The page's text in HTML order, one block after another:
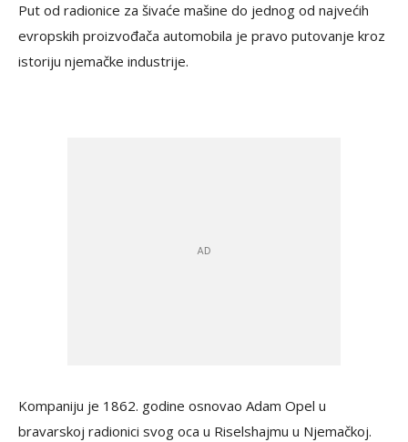
Put od radionice za šivaće mašine do jednog od najvećih
evropskih proizvođača automobila je pravo putovanje kroz
istoriju njemačke industrije.
Kompaniju je 1862. godine osnovao Adam Opel u
bravarskoj radionici svog oca u Riselshajmu u Njemačkoj.